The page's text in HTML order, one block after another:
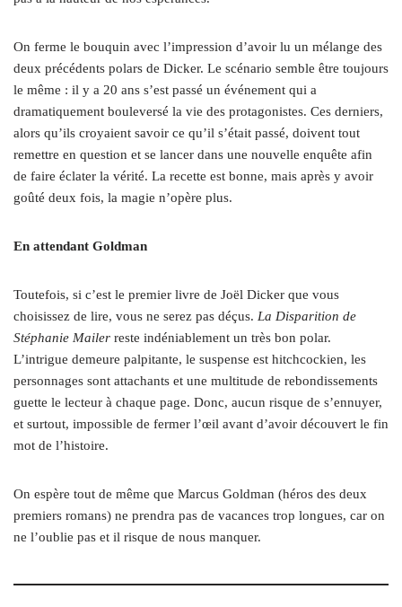
On ferme le bouquin avec l’impression d’avoir lu un mélange des
deux précédents polars de Dicker. Le scénario semble être toujours
le même : il y a 20 ans s’est passé un événement qui a
dramatiquement bouleversé la vie des protagonistes. Ces derniers,
alors qu’ils croyaient savoir ce qu’il s’était passé, doivent tout
remettre en question et se lancer dans une nouvelle enquête afin
de faire éclater la vérité. La recette est bonne, mais après y avoir
goûté deux fois, la magie n’opère plus.
En attendant Goldman
Toutefois, si c’est le premier livre de Joël Dicker que vous
choisissez de lire, vous ne serez pas déçus. La Disparition de
Stéphanie Mailer reste indéniablement un très bon polar.
L’intrigue demeure palpitante, le suspense est hitchcockien, les
personnages sont attachants et une multitude de rebondissements
guette le lecteur à chaque page. Donc, aucun risque de s’ennuyer,
et surtout, impossible de fermer l’œil avant d’avoir découvert le fin
mot de l’histoire.
On espère tout de même que Marcus Goldman (héros des deux
premiers romans) ne prendra pas de vacances trop longues, car on
ne l’oublie pas et il risque de nous manquer.